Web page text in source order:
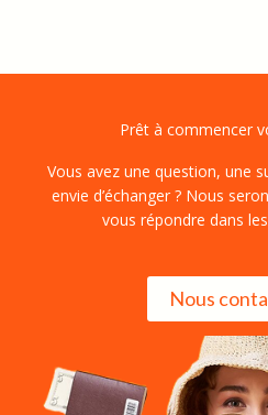
Prêt à commencer
Vous avez une question, une
envie d’échanger ? Nous
vous répondre dans
Nous